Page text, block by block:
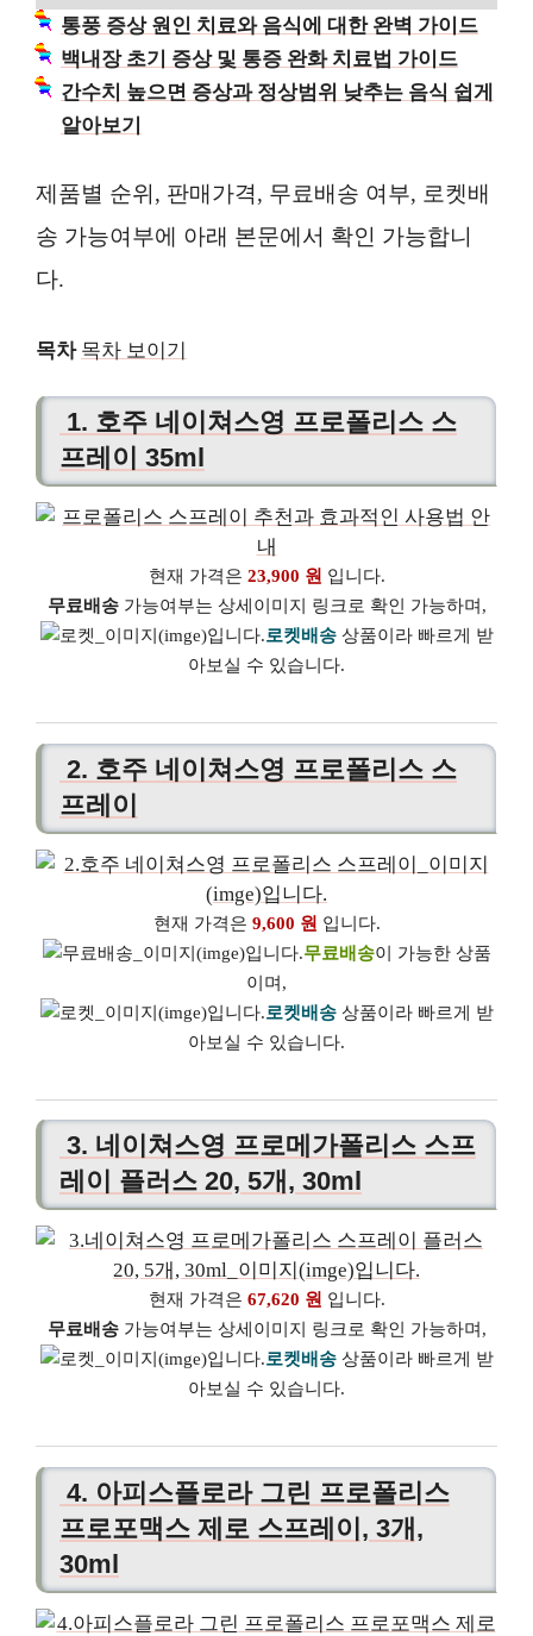
통풍 증상 원인 치료와 음식에 대한 완벽 가이드
백내장 초기 증상 및 통증 완화 치료법 가이드
간수치 높으면 증상과 정상범위 낮추는 음식 쉽게
알아보기
제품별 순위, 판매가격, 무료배송 여부, 로켓배
송 가능여부에 아래 본문에서 확인 가능합니
다.
목차 목차 보이기
1. 호주 네이쳐스영 프로폴리스 스
프레이 35ml
현재 가격은 23,900 원 입니다.
무료배송가능여부는 상세이미지 링크로 확인 가능하며,
로켓배송상품이라 빠르게 받
아보실 수 있습니다.
2. 호주 네이쳐스영 프로폴리스 스
프레이
현재 가격은 9,600 원 입니다.
무료배송이 가능한 상품
이며,
로켓배송상품이라 빠르게 받
아보실 수 있습니다.
3. 네이쳐스영 프로메가폴리스 스프
레이 플러스 20, 5개, 30ml
현재 가격은 67,620 원 입니다.
무료배송가능여부는 상세이미지 링크로 확인 가능하며,
로켓배송상품이라 빠르게 받
아보실 수 있습니다.
4. 아피스플로라 그린 프로폴리스
프로포맥스 제로 스프레이, 3개,
30ml